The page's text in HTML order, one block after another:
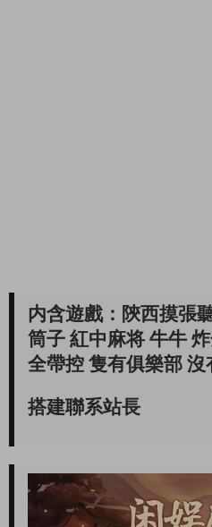
内含遊戲：陝西摸張
筒子 紅中麻将 牛牛
全帶控 隻有俱樂部 沒
搭建聯系站長